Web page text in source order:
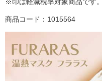
商品コード：1015564